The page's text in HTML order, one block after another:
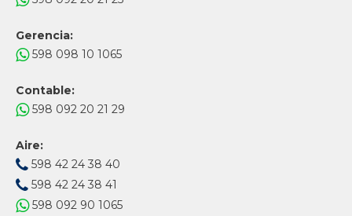
Gerencia:
598 098 10 1065
Contable:
598 092 20 21 29
Aire:
598 42 24 38 40
598 42 24 38 41
598 092 90 1065